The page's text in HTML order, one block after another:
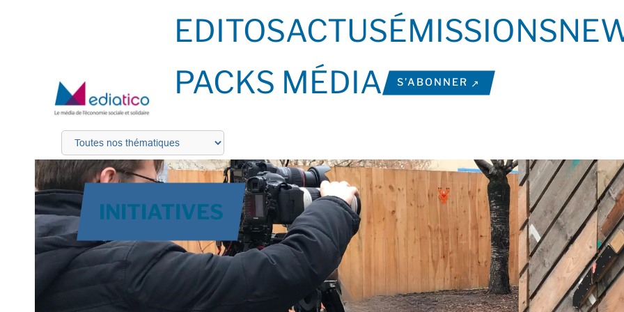
EDITOSACTUSÉMISSIONS
PACKS MÉDIA
S’ABONNER
INITIATIVES